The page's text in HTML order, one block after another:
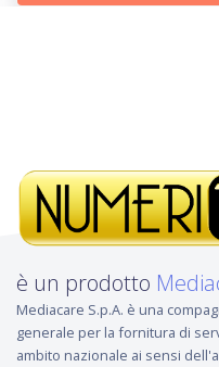
è un prodotto
Mediacare S.p.A. è una
generale per la fornitura di
ambito nazionale ai sensi